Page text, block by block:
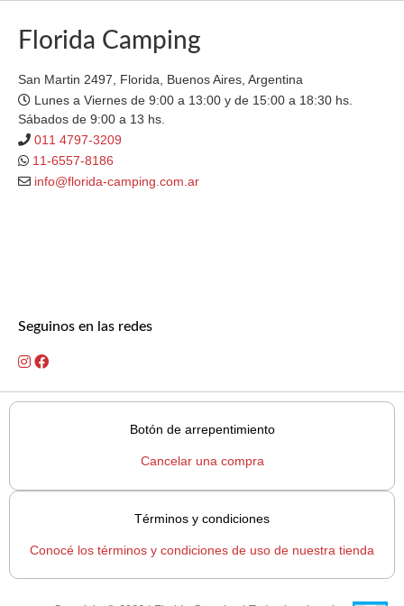
Florida Camping
San Martin 2497, Florida, Buenos Aires, Argentina
Lunes a Viernes de 9:00 a 13:00 y de 15:00 a 18:30 hs.
Sábados de 9:00 a 13 hs.
011 4797-3209
11-6557-8186
info@florida-camping.com.ar
Seguinos en las redes
Botón de arrepentimiento
Cancelar una compra
Términos y condiciones
Conocé los términos y condiciones de uso de nuestra tienda